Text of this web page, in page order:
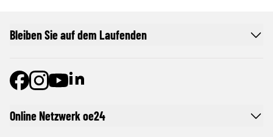
Online Netzwerk oe24
Bleiben Sie auf dem Laufenden